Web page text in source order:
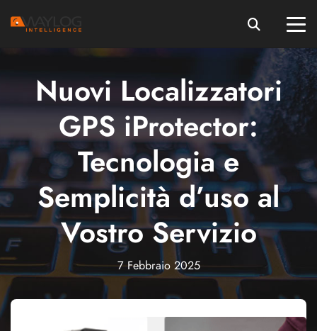
Nuovi Localizzatori
GPS iProtector:
Tecnologia e
Semplicità d’uso al
Vostro Servizio
7 Febbraio 2025